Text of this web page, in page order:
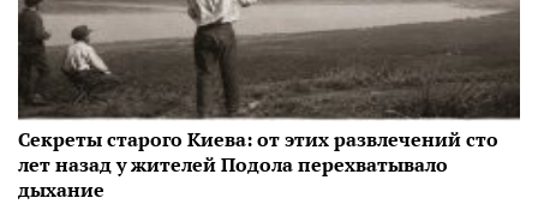
Секреты старого Киева: от этих развлечений сто
лет назад у жителей Подола перехватывало
дыхание